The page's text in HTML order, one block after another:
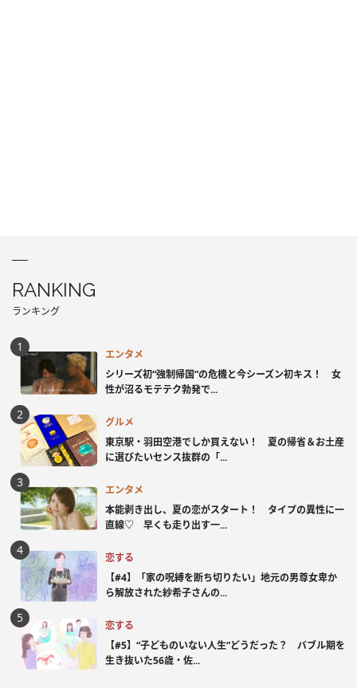
RANKING
ランキング
エンタメ
シリーズ初“強制帰国”の危機と今シーズン初キス！ 女
性が沼るモテテク勃発で...
グルメ
東京駅・羽田空港でしか買えない！ 夏の帰省＆お土産
に選びたいセンス抜群の「...
エンタメ
本能剥き出し、夏の恋がスタート！ タイプの異性に一
直線♡ 早くも走り出す一...
恋する
【#4】「家の呪縛を断ち切りたい」地元の男尊女卑か
ら解放された紗希子さんの...
恋する
【#5】“子どものいない人生”どうだった？ バブル期を
生き抜いた56歳・佐...